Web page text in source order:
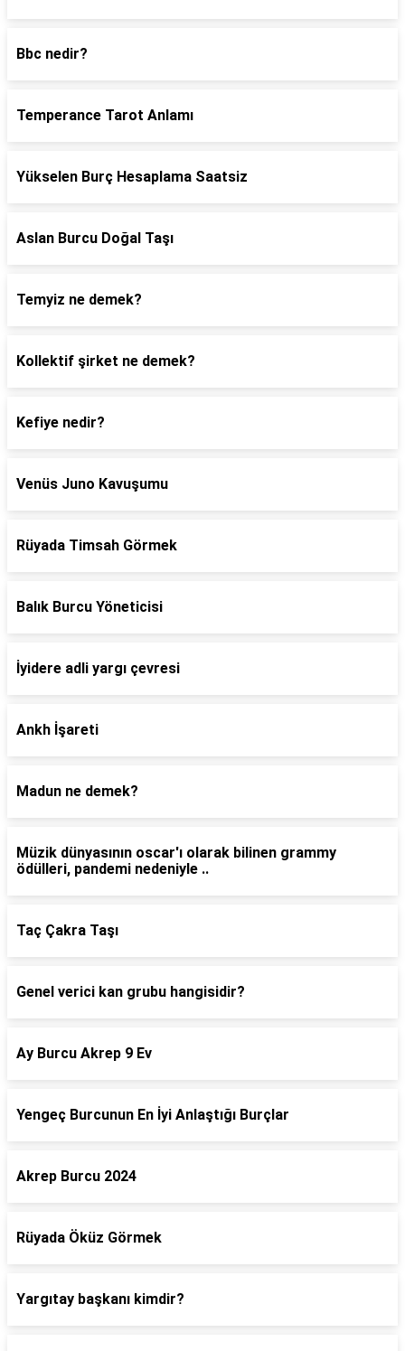
Bbc nedir?
Temperance Tarot Anlamı
Yükselen Burç Hesaplama Saatsiz
Aslan Burcu Doğal Taşı
Temyiz ne demek?
Kollektif şirket ne demek?
Kefiye nedir?
Venüs Juno Kavuşumu
Rüyada Timsah Görmek
Balık Burcu Yöneticisi
İyidere adli yargı çevresi
Ankh İşareti
Madun ne demek?
Müzik dünyasının oscar'ı olarak bilinen grammy
ödülleri, pandemi nedeniyle ..
Taç Çakra Taşı
Genel verici kan grubu hangisidir?
Ay Burcu Akrep 9 Ev
Yengeç Burcunun En İyi Anlaştığı Burçlar
Akrep Burcu 2024
Rüyada Öküz Görmek
Yargıtay başkanı kimdir?